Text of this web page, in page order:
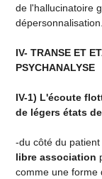
de l'hallucinatoire
dépersonnalisation.
IV- TRANSE ET
PSYCHANALYSE
IV-1) L'écoute
de légers états
-du côté du
libre association
comme une forme